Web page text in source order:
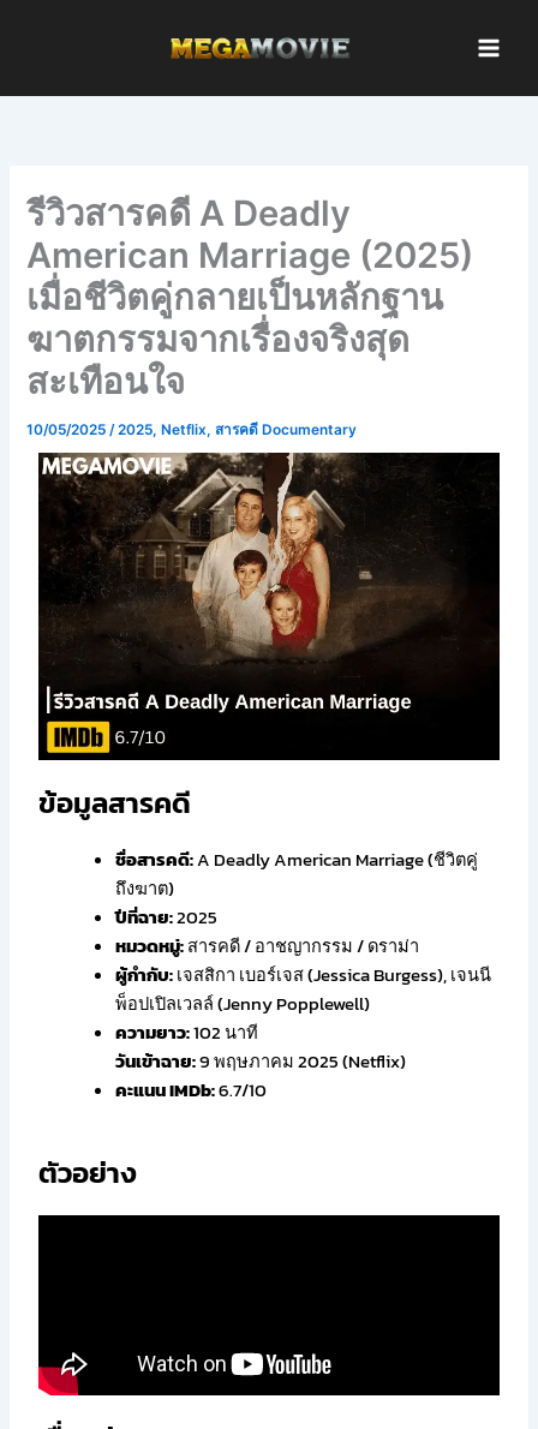
รีวิวสารคดี A Deadly
American Marriage (2025)
เมื่อชีวิตคู่กลายเป็นหลักฐาน
ฆาตกรรมจากเรื่องจริงสุด
สะเทือนใจ
10/05/2025/2025, Netflix, สารคดี Documentary
ข้อมูลสารคดี
ชื่อสารคดี:A Deadly American Marriage (ชีวิตคู่
ถึงฆาต)
ปีที่ฉาย:2025
หมวดหมู่:สารคดี / อาชญากรรม / ดราม่า
ผู้กำกับ:เจสสิกา เบอร์เจส (Jessica Burgess), เจนนี
พ็อปเปิลเวลล์ (Jenny Popplewell)
ความยาว:102 นาที
วันเข้าฉาย:9 พฤษภาคม 2025 (Netflix)
คะแนน IMDb:6.7/10
ตัวอย่าง